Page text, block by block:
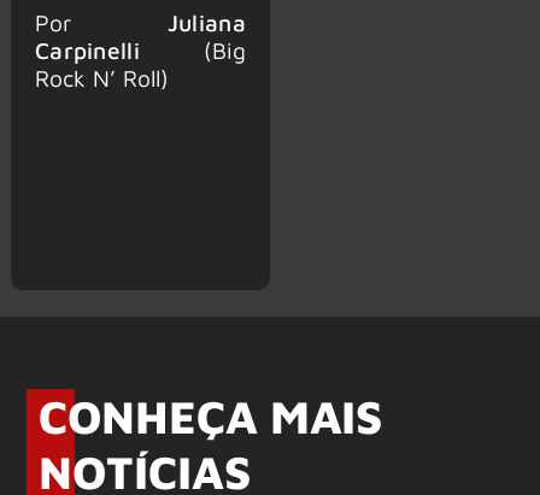
Por Juliana
Carpinelli (Big
Rock N’ Roll)
CONHEÇA MAIS
NOTÍCIAS